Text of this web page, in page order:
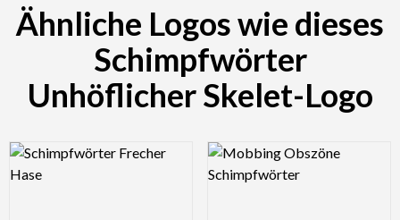
Ähnliche Logos wie dieses
Schimpfwörter
Unhöflicher Skelet-Logo
Logo Preview Image Logo Preview Image